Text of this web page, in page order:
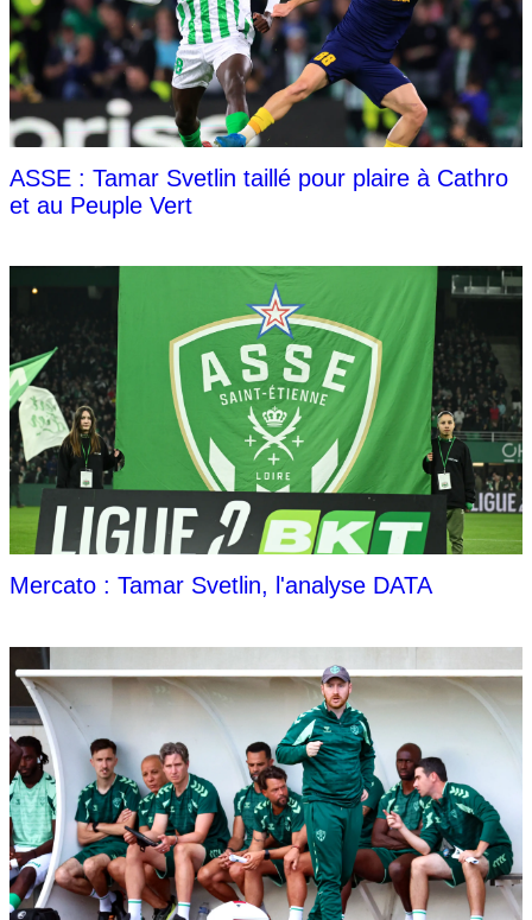
ASSE : Tamar Svetlin taillé pour plaire à Cathro
et au Peuple Vert
Mercato : Tamar Svetlin, l'analyse DATA